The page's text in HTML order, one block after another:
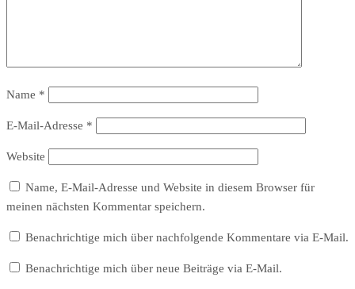
Name *
E-Mail-Adresse *
Website
Name, E-Mail-Adresse und Website in diesem Browser für
meinen nächsten Kommentar speichern.
Benachrichtige mich über nachfolgende Kommentare via E-Mail.
Benachrichtige mich über neue Beiträge via E-Mail.